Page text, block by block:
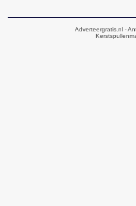
Adverteergratis.nl -